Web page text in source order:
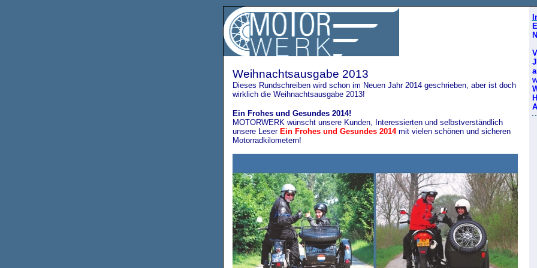
Weihnachtsausgabe 2013
Dieses Rundschreiben wird schon im Neuen Jahr 2014 geschrieben, aber ist doch
wirklich die Weihnachtsausgabe 2013!
Ein Frohes und Gesundes 2014!
MOTORWERK wünscht unsere Kunden, Interessierten und selbstverständlich
unsere Leser Ein Frohes und Gesundes 2014mit vielen schönen und sicheren
Motorradkilometern!